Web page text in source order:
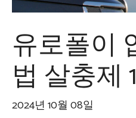
유로폴이
법 살충제
2024년 10월 08일